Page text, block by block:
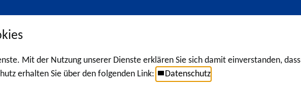
Mit der Nutzung unserer Dienste erklären Sie sich damit einverstanden,
erhalten Sie über den folgenden Link:
Datenschutz